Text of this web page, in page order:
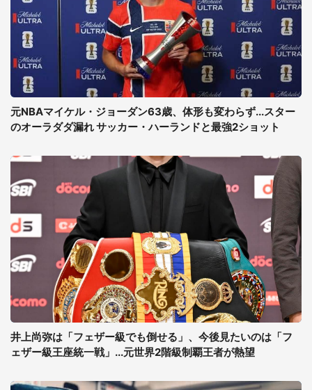
元NBAマイケル・ジョーダン63歳、体形も変わらず...スター
のオーラダダ漏れ サッカー・ハーランドと最強2ショット
井上尚弥は「フェザー級でも倒せる」、今後見たいのは「フ
ェザー級王座統一戦」...元世界2階級制覇王者が熱望